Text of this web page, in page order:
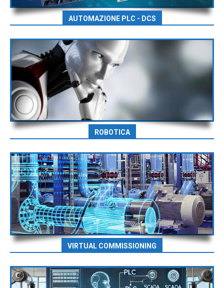
AUTOMAZIONE PLC - DCS
ROBOTICA
VIRTUAL COMMISSIONING